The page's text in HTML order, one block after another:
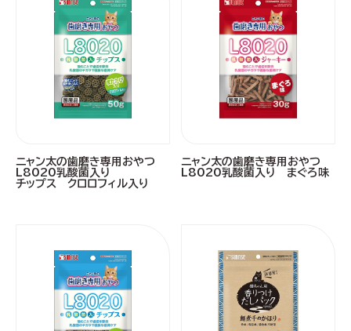
ニャン太の歯磨き専用おやつ
L8020乳酸菌入り
チップス クロロフィル入り
ニャン太の歯磨き専用おやつ
L8020乳酸菌入り まぐろ味